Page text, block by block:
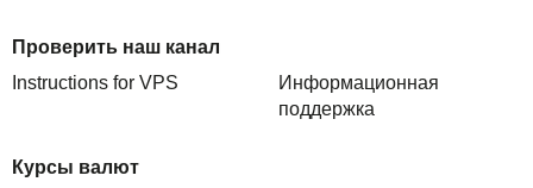
Проверить наш канал
Instructions for VPS
Информационная
поддержка
Курсы валют